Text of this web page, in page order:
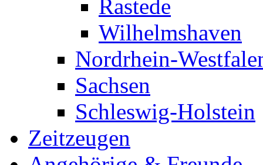
Rastede
Wilhelmshaven
Nordrhein-
Sachsen
Schleswig-Holstein
Zeitzeugen